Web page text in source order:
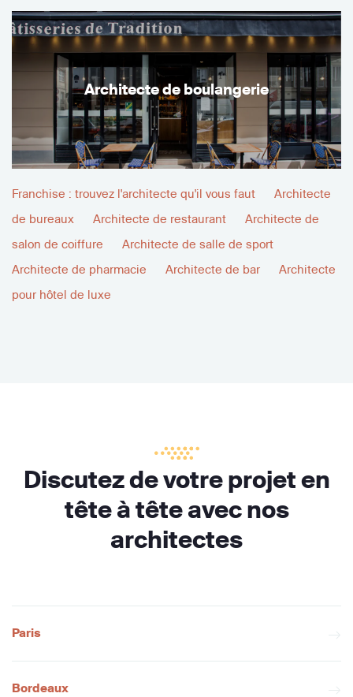
Architecte de boulangerie
Franchise : trouvez l'architecte qu'il vous faut
Architecte
de bureaux
Architecte de restaurant
Architecte de
salon de coiffure
Architecte de salle de sport
Architecte de pharmacie
Architecte de bar
Architecte
pour hôtel de luxe
Discutez de votre projet en
tête à tête avec nos
architectes
Paris
Bordeaux